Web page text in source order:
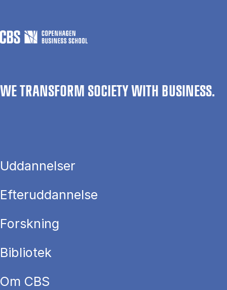
WE TRANSFORM SOCIETY WITH BUSINESS.
Uddannelser
Efteruddannelse
Forskning
Bibliotek
Om CBS